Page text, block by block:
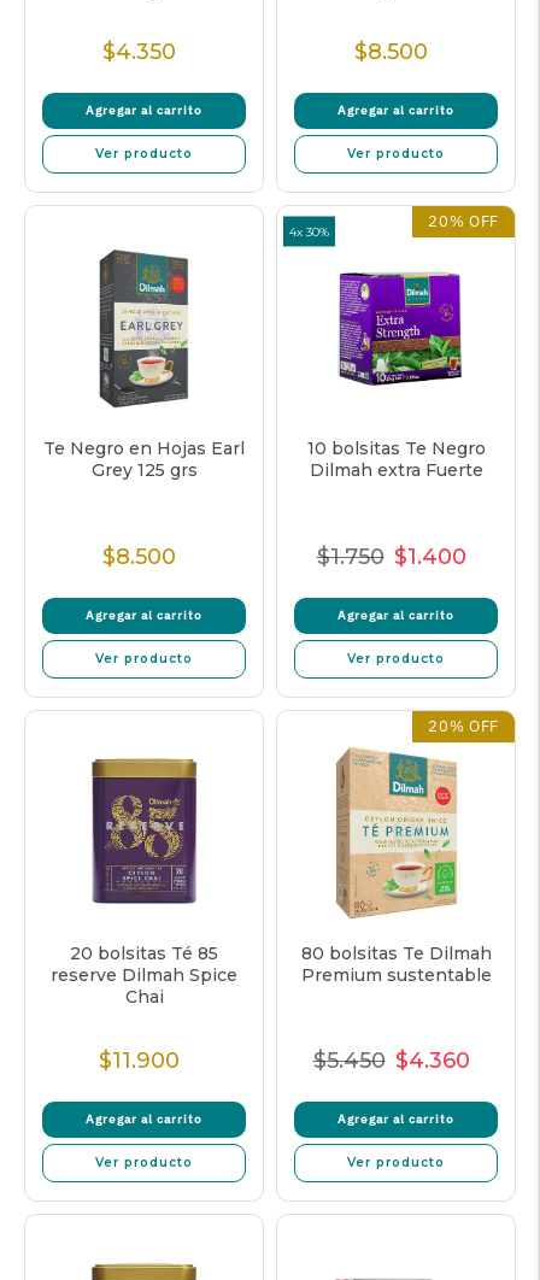
Precio
$4.350
Agregar al carrito
Ver producto
Precio
$8.500
Agregar al carrito
Ver producto
Te Negro en Hojas Earl
Grey 125 grs
Precio
$8.500
Agregar al carrito
Ver producto
4x 30% 20% OFF
10 bolsitas Te Negro
Dilmah extra Fuerte
Precio
$1.750 Precio
venta
$1.400
Agregar al carrito
Ver producto
20 bolsitas Té 85
reserve Dilmah Spice
Chai
Precio
$11.900
Agregar al carrito
Ver producto
20% OFF
80 bolsitas Te Dilmah
Premium sustentable
Precio
$5.450 Precio
venta
$4.360
Agregar al carrito
Ver producto